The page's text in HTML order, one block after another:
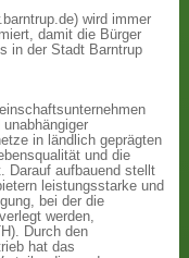
wird immer
damit die Bürger
in der Stadt Barntrup
in ländlich geprägten
und die
Darauf aufbauend stellt
leistungsstarke und
bei der die
werden,
Durch den
hat das